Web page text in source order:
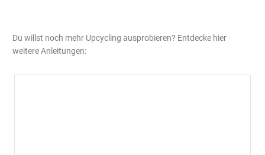
Du willst noch mehr Upcycling ausprobieren? Entdecke hier
weitere Anleitungen: